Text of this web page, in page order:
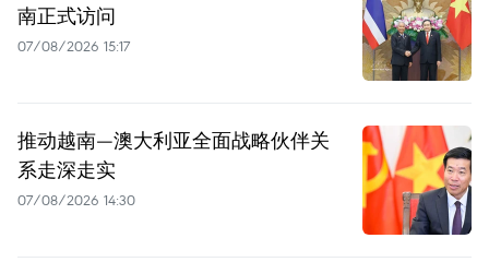
南正式访问
07/08/2026 15:17
推动越南—澳大利亚全面战略伙伴关
系走深走实
07/08/2026 14:30